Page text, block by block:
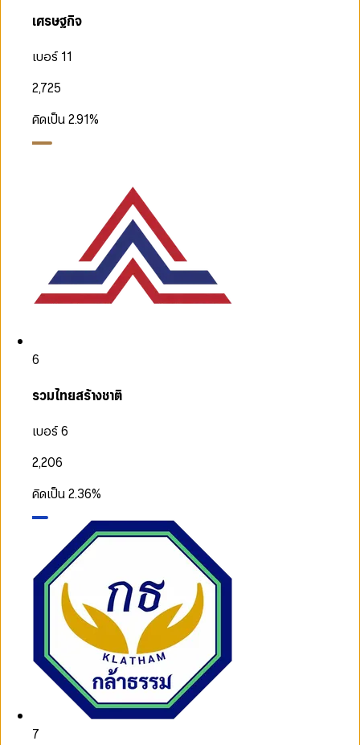
เศรษฐกิจ
เบอร์ 11
2,725
คิดเป็น2.91%
6
รวมไทยสร้างชาติ
เบอร์ 6
2,206
คิดเป็น2.36%
7